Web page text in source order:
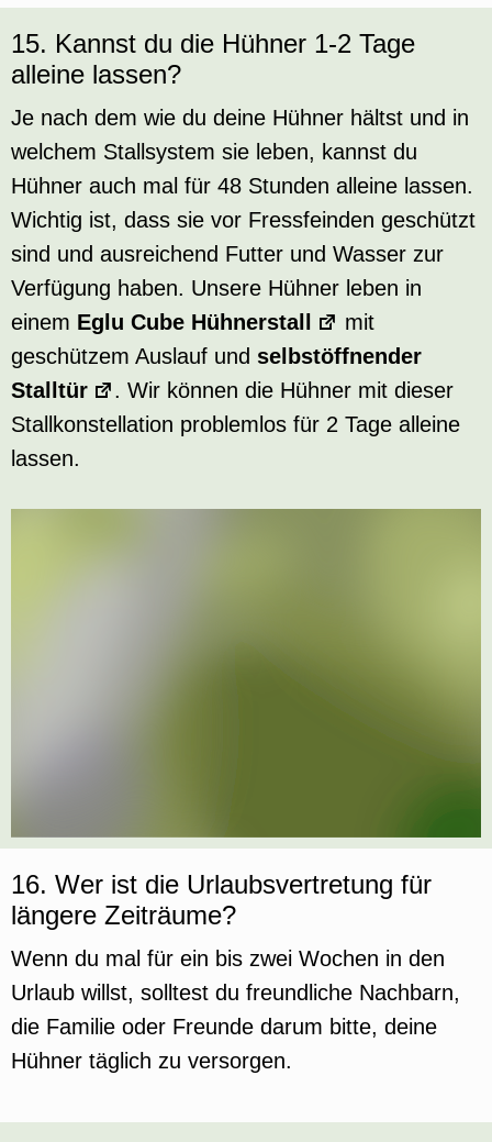
15. Kannst du die Hühner 1-2 Tage
alleine lassen?
Je nach dem wie du deine Hühner hältst und in
welchem Stallsystem sie leben, kannst du
Hühner auch mal für 48 Stunden alleine lassen.
Wichtig ist, dass sie vor Fressfeinden geschützt
sind und ausreichend Futter und Wasser zur
Verfügung haben. Unsere Hühner leben in
einem Eglu Cube Hühnerstall
mit
geschützem Auslauf und selbstöffnender
Stalltür
. Wir können die Hühner mit dieser
Stallkonstellation problemlos für 2 Tage alleine
lassen.
16. Wer ist die Urlaubsvertretung für
längere Zeiträume?
Wenn du mal für ein bis zwei Wochen in den
Urlaub willst, solltest du freundliche Nachbarn,
die Familie oder Freunde darum bitte, deine
Hühner täglich zu versorgen.